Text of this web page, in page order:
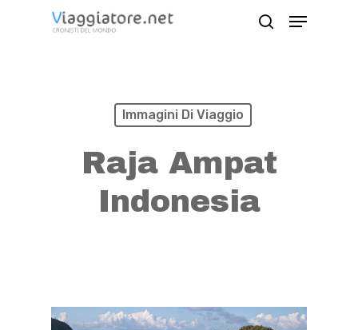
Menu
Immagini Di Viaggio
Raja Ampat
Indonesia